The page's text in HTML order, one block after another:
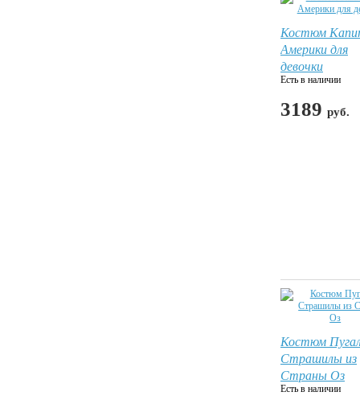
Костюм
Америки для
девочки
Есть в наличии
3189 руб.
Костюм
Страшилы из
Страны Оз
Есть в наличии